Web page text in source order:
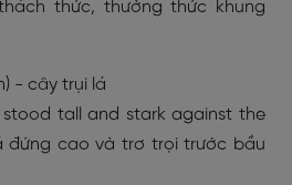
thức, thưởng thức khung
- cây trụi lá
stood tall and stark against the
đứng cao và trơ trọi trước bầu